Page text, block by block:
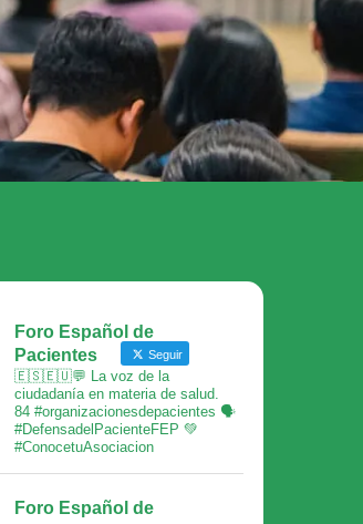
Foro Español de
Pacientes
Seguir
🇪🇸🇪🇺💬 La voz de la
ciudadanía en materia de salud.
84 #organizacionesdepacientes 🗣
#DefensadelPacienteFEP 💚
#ConocetuAsociacion
Foro Español de